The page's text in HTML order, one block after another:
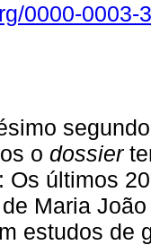
0000-0003-
o dossier
Os últimos
Maria
estudos de